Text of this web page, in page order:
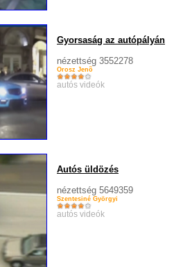
Gyorsaság az autópályán
nézettség 3552278
Orosz Jenõ
autós videók
Autós üldözés
nézettség 5649359
Szentesiné Györgyi
autós videók